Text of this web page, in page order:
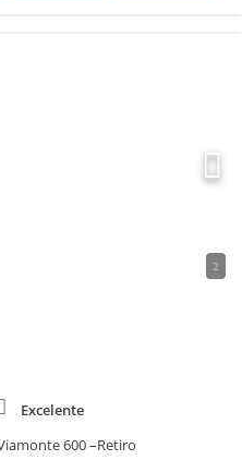
2
Excelente
600 –Retiro